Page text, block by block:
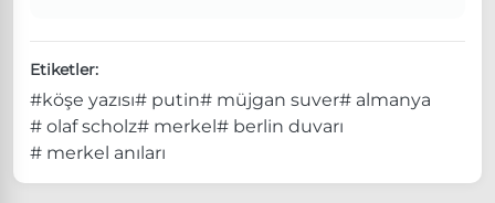
Etiketler:
#köşe yazısı# putin# müjgan suver# almanya
# olaf scholz# merkel# berlin duvarı
# merkel anıları